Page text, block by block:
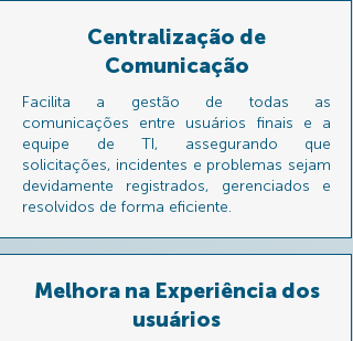
Centralização de
Comunicação
Facilita a gestão de todas as
comunicações entre usuários finais e a
equipe de TI, assegurando que
solicitações, incidentes e problemas sejam
devidamente registrados, gerenciados e
resolvidos de forma eficiente.
Melhora na Experiência dos
usuários